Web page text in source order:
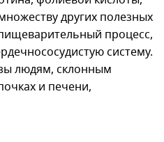
других полезных
процесс,
систему.
людям, склонным
и печени,